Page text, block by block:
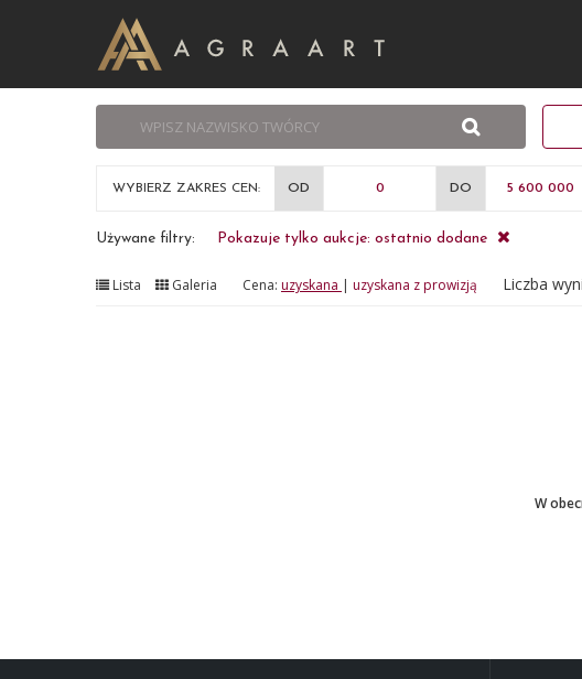
WYBIERZ ZAKRES CEN: OD DO
Używane filtry: Pokazuje tylko aukcje: ostatnio dodane
Lista Galeria Cena: uzyskana | uzyskana z prowizją Liczba
W